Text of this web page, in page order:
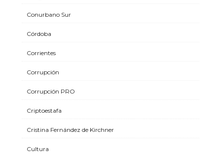
Conurbano Sur
Córdoba
Corrientes
Corrupción
Corrupción PRO
Criptoestafa
Cristina Fernández de Kirchner
Cultura